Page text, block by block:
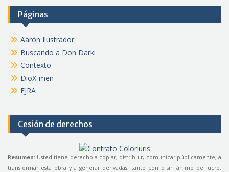
Páginas
Aarón Ilustrador
Buscando a Don Darki
Contexto
DioX-men
FJRA
Cesión de derechos
Resumen: Usted tiene derecho a copiar, distribuir, comunicar públicamente, a
transformar esta obra y a generar derivadas, tanto con o sin ánimo de lucro,